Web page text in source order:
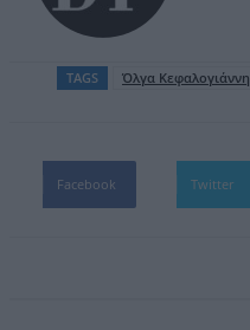
TAGS Όλγα Κεφαλογιάννη
Facebook Twitter